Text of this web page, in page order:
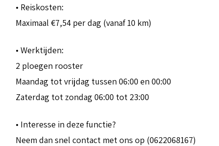
• Reiskosten:
Maximaal €7,54 per dag (vanaf 10 km)
• Werktijden:
2 ploegen rooster
Maandag tot vrijdag tussen 06:00 en 00:00
Zaterdag tot zondag 06:00 tot 23:00
• Interesse in deze functie?
Neem dan snel contact met ons op (0622068167)